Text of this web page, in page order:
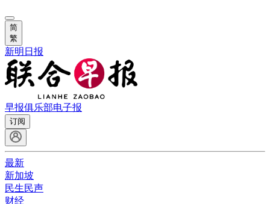
简
繁
新明日报
早报俱乐部电子报
订阅
最新
新加坡
民生民声
财经